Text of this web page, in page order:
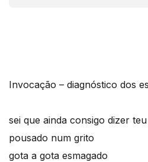
Invocação – diagnóstico dos
sei que ainda consigo dizer
pousado num grito
gota a gota esmagado